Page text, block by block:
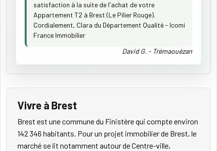
satisfaction à la suite de l'achat de votre
Appartement T2 à Brest (Le Pilier Rouge).
Cordialement, Clara du Département Qualité - Icomi
France Immobilier
David G. - Trémaouézan
Vivre à Brest
Brest est une commune du Finistère qui compte environ
142 346 habitants. Pour un projet immobilier de Brest, le
marché se lit notamment autour de Centre-ville,